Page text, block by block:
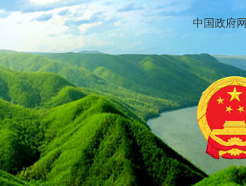
中国政府网